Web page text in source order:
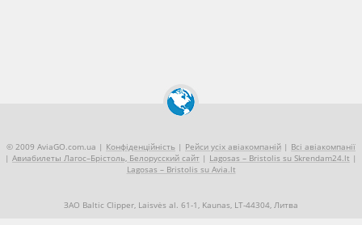
© 2009 AviaGO.com.ua | Конфіденційність | Рейси усіх авіакомпаній | Всі авіакомпанії
| Авиабилеты Лагос–Брістоль, Белорусский сайт | Lagosas – Bristolis su Skrendam24.lt |
Lagosas – Bristolis su Avia.lt
ЗАО Baltic Clipper, Laisvės al. 61-1, Kaunas, LT-44304, Литва